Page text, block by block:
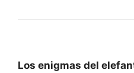
Los enigmas del